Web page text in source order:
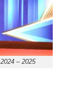
– 2025